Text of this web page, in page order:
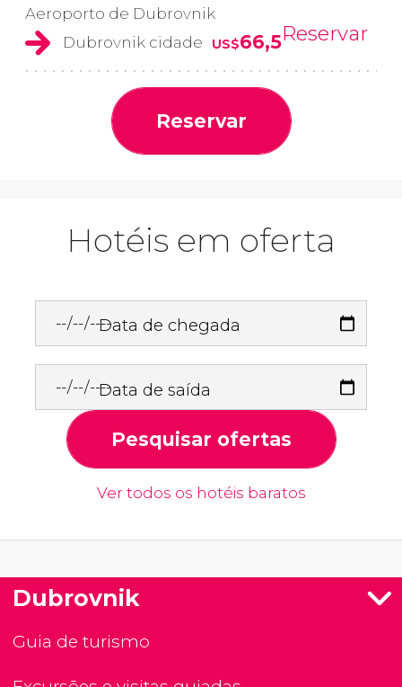
Aeroporto de Dubrovnik
Dubrovnik cidade
US$66,5Reservar
Reservar
Hotéis em oferta
Data de chegada
Data de saída
Pesquisar ofertas
Ver todos os hotéis baratos
Dubrovnik
Guia de turismo